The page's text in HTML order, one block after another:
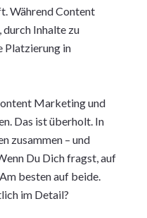
Während Content
Inhalte zu
Platzierung in
Marketing und
Das ist überholt. In
zusammen – und
Du Dich fragst, auf
besten auf beide.
im Detail?